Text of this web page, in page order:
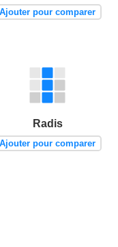
Ajouter pour comparer
Radis
Ajouter pour comparer